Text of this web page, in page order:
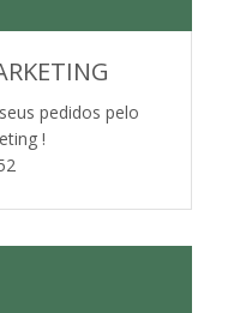
pedidos pelo
!